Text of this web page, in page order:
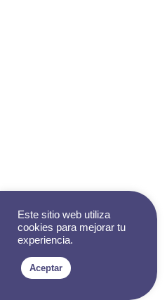
Este sitio web utiliza
cookies para mejorar tu
experiencia.
Aceptar